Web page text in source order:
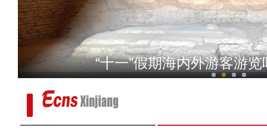
“十一”假期海内外游客游
探访浙江义乌“吃货节”：3